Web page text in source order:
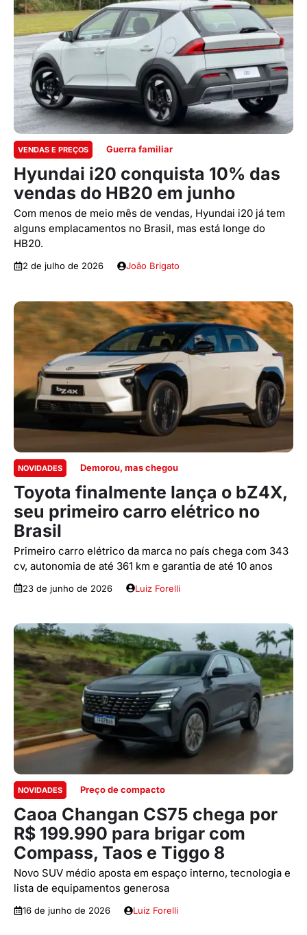
VENDAS E PREÇOS Guerra familiar
Hyundai i20 conquista 10% das
vendas do HB20 em junho
Com menos de meio mês de vendas, Hyundai i20 já tem
alguns emplacamentos no Brasil, mas está longe do
HB20.
2 de julho de 2026 João Brigato
NOVIDADES Demorou, mas chegou
Toyota finalmente lança o bZ4X,
seu primeiro carro elétrico no
Brasil
Primeiro carro elétrico da marca no país chega com 343
cv, autonomia de até 361 km e garantia de até 10 anos
23 de junho de 2026 Luiz Forelli
NOVIDADES Preço de compacto
Caoa Changan CS75 chega por
R$ 199.990 para brigar com
Compass, Taos e Tiggo 8
Novo SUV médio aposta em espaço interno, tecnologia e
lista de equipamentos generosa
16 de junho de 2026 Luiz Forelli